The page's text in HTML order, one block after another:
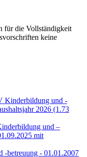
für die Vollständigkeit
keine
Kinderbildung und -
2026 (1.73
und –
mit
-betreuung - 01.01.2007